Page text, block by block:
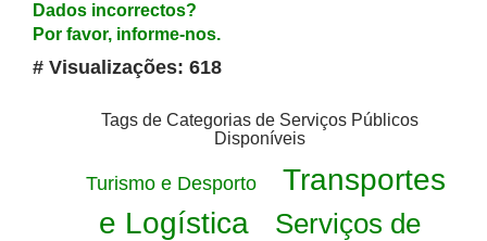
Dados incorrectos?
Por favor, informe-nos.
# Visualizações: 618
Tags de Categorias de Serviços Públicos
Disponíveis
Turismo e Desporto
Transportes
e Logística
Serviços de